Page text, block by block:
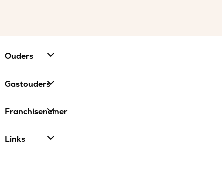
Ouders
Gastouders
Franchisenemer
Links